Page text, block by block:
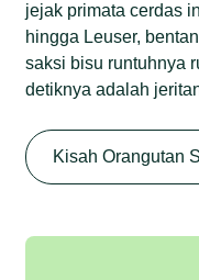
Junaidi
Begini
jejak primata cerdas
hingga Leuser,
saksi bisu runtuhnya
detiknya adalah